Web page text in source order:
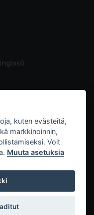
kuten evästeitä,
markkinoinnin,
Voit
Muuta asetuksia